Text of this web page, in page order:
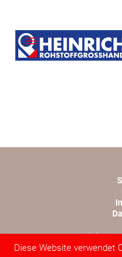
Copyright
Diese Website verwendet